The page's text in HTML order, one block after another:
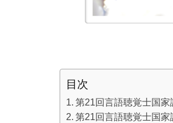
目次
第21回言語聴覚士国
第21回言語聴覚士国